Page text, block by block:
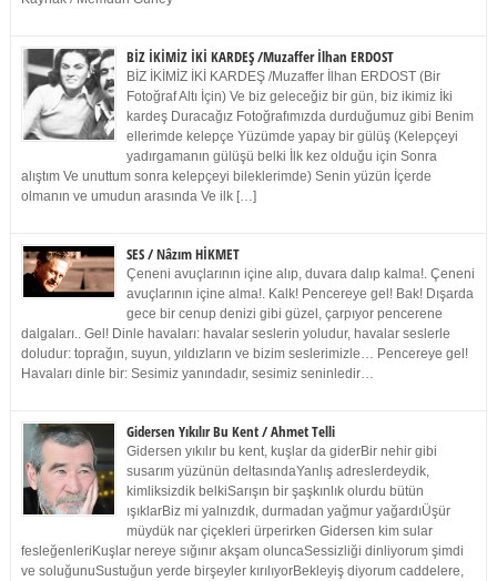
BİZ İKİMİZ İKİ KARDEŞ /Muzaffer İlhan ERDOST
BİZ İKİMİZ İKİ KARDEŞ /Muzaffer İlhan ERDOST (Bir
Fotoğraf Altı İçin) Ve biz geleceğiz bir gün, biz ikimiz İki
kardeş Duracağız Fotoğrafımızda durduğumuz gibi Benim
ellerimde kelepçe Yüzümde yapay bir gülüş (Kelepçeyi
yadırgamanın gülüşü belki İlk kez olduğu için Sonra
alıştım Ve unuttum sonra kelepçeyi bileklerimde) Senin yüzün İçerde
olmanın ve umudun arasında Ve ilk […]
SES / Nâzım HİKMET
Çeneni avuçlarının içine alıp, duvara dalıp kalma!. Çeneni
avuçlarının içine alma!. Kalk! Pencereye gel! Bak! Dışarda
gece bir cenup denizi gibi güzel, çarpıyor pencerene
dalgaları.. Gel! Dinle havaları: havalar seslerin yoludur, havalar seslerle
doludur: toprağın, suyun, yıldızların ve bizim seslerimizle… Pencereye gel!
Havaları dinle bir: Sesimiz yanındadır, sesimiz seninledir…
Gidersen Yıkılır Bu Kent / Ahmet Telli
Gidersen yıkılır bu kent, kuşlar da giderBir nehir gibi
susarım yüzünün deltasındaYanlış adreslerdeydik,
kimliksizdik belkiSarışın bir şaşkınlık olurdu bütün
ışıklarBiz mi yalnızdık, durmadan yağmur yağardıÜşür
müydük nar çiçekleri ürperirken Gidersen kim sular
fesleğenleriKuşlar nereye sığınır akşam oluncaSessizliği dinliyorum şimdi
ve soluğunuSustuğun yerde birşeyler kırılıyorBekleyiş diyorum caddelere,